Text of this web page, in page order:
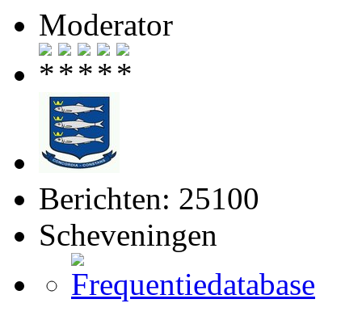
Moderator
Berichten: 25100
Scheveningen